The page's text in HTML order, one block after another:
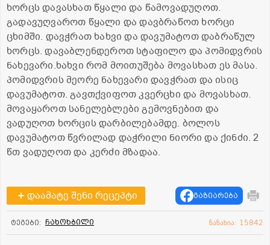
ხორცს დავასხათ წყალი და წამოვადუღოთ.
გადავუღვაროთ წყალი და დავბრაწოთ ხორცი
ცხიმში. დავჭრათ ხახვი და დავუმატოთ დაბრაწულ
ხორცს. დავაბლენდეროთ სტაფილო და პომიდვრის
ნახევარი.ხახვი რომ მოითუშება მოვასხათ ეს მასა.
პომიდვრის მეორე ნახევარი დავჭრათ და ისიც
დავუმატოთ. გავთქვიფოთ კვერცხი და მოვასხათ.
მოვაყაროთ სანელებლები გემოვნებით და
ვადუღოთ ხორცის დარბილებამდე. ბოლოს
დავუმატოთ წვრილად დაჭრილი ნიორი და ქინძი. 2
წთ ვადუღოთ და კერძი მზადაა.
დაამატე შენი რეცეპტი გაზიარება
ტეგები: ჩახოხბილი ნანახია: 15842